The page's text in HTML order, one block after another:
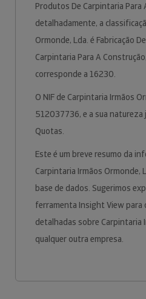
Produtos De Carpintaria Para
detalhadamente, a
Ormonde, Lda. é Fabricação
Carpintaria Para A
corresponde a 16230.
O NIF de Carpintaria Irmãos
512037736, e a sua natureza
Quotas.
Este é um breve resumo da
Carpintaria Irmãos Ormonde,
base de dados. Sugerimos
ferramenta Insight View para
detalhadas sobre Carpintaria
qualquer outra empresa.